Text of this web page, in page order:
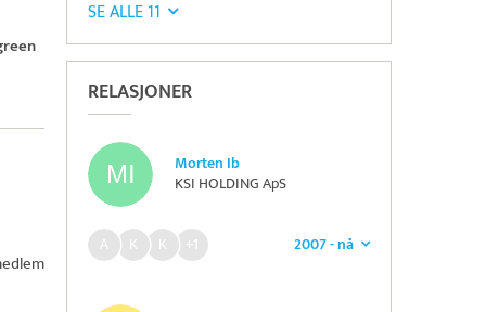
SE ALLE 11
RELASJONER
Morten Ib
KSI HOLDING ApS
2007 - nå
+1